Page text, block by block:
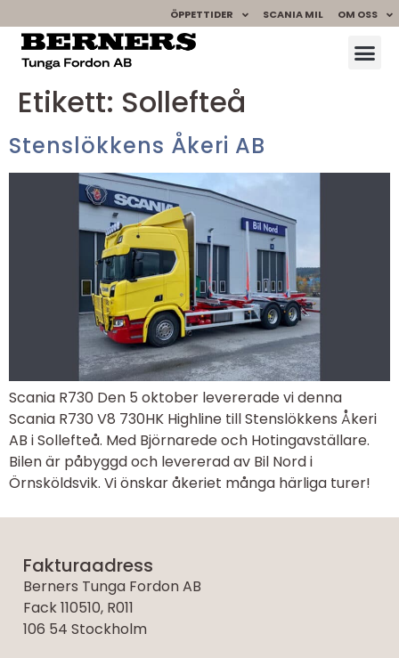
ÖPPETTIDER SCANIA MIL OM OSS
Etikett: Sollefteå
Stenslökkens Åkeri AB
Scania R730 Den 5 oktober levererade vi denna
Scania R730 V8 730HK Highline till Stenslökkens Åkeri
AB i Sollefteå. Med Björnarede och Hotingavställare.
Bilen är påbyggd och levererad av Bil Nord i
Örnsköldsvik. Vi önskar åkeriet många härliga turer!
Fakturaadress
Berners Tunga Fordon AB
Fack 110510, R011
106 54 Stockholm